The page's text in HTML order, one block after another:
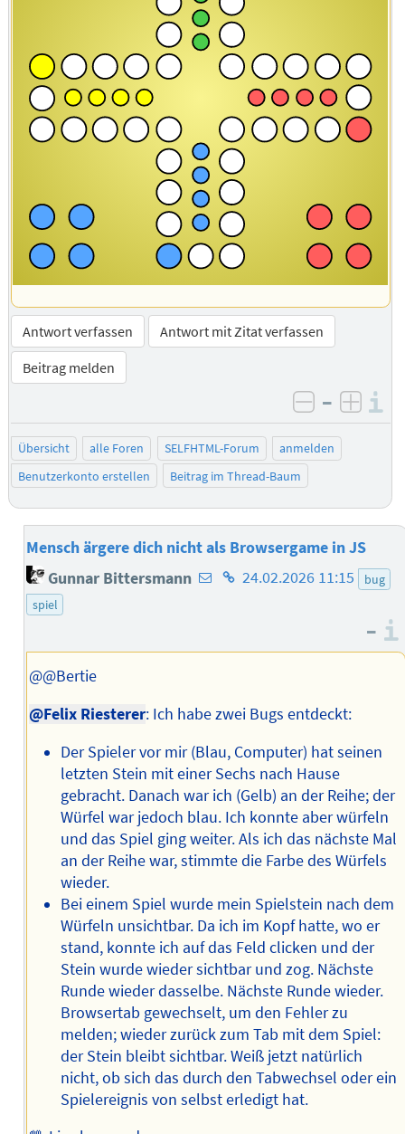
Antwort verfassen
Antwort mit Zitat verfassen
Beitrag melden
negativ
–
Übersicht alle Foren SELFHTML-Forum
anmelden
Benutzerkonto erstellen
Beitrag im Thread-Baum
Mensch ärgere dich nicht als Browsergame in JS
Gunnar Bittersmann E-
des
Homepage
24.02.2026 11:15
bug
spiel
–
@@Bertie
@Felix Riesterer: Ich habe zwei Bugs entdeckt:
Der Spieler vor mir (Blau, Computer) hat seinen
letzten Stein mit einer Sechs nach Hause
gebracht. Danach war ich (Gelb) an der Reihe; der
Würfel war jedoch blau. Ich konnte aber würfeln
und das Spiel ging weiter. Als ich das nächste Mal
an der Reihe war, stimmte die Farbe des Würfels
wieder.
Bei einem Spiel wurde mein Spielstein nach dem
Würfeln unsichtbar. Da ich im Kopf hatte, wo er
stand, konnte ich auf das Feld clicken und der
Stein wurde wieder sichtbar und zog. Nächste
Runde wieder dasselbe. Nächste Runde wieder.
Browsertab gewechselt, um den Fehler zu
melden; wieder zurück zum Tab mit dem Spiel:
der Stein bleibt sichtbar. Weiß jetzt natürlich
nicht, ob sich das durch den Tabwechsel oder ein
Spielereignis von selbst erledigt hat.